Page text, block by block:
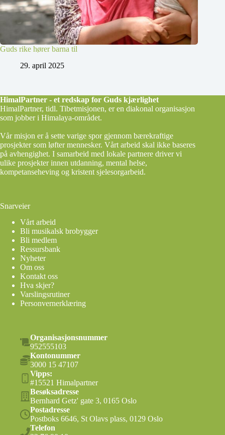
Guds rike hører barna til
29. april 2025
HimalPartner - et redskap for Guds kjærlighet
HimalPartner, tidl. Tibetmisjonen, er en diakonal organisasjon
som jobber i Himalaya-området.
Vår misjon er å sette varige spor gjennom bærekraftige
prosjekter som løfter mennesker. Vårt arbeid skal ikke baseres
på avhengighet. I samarbeid med lokale partnere driver vi
ulike prosjekter innen utdanning, mental helse,
kompetanseheving og kristent sjelesorgarbeid.
Snarveier
Vårt arbeid
Bli musikalsk brobygger
Bli medlem
Ressursbank
Nyheter
Om oss
Kontakt oss
Hva skjer?
Varslingsrutiner
Personvernerklæring
Organisasjonsnummer
952555103
Kontonummer
3000 15 47107
Vipps:
#15521 Himalpartner
Besøksadresse
Bernhard Getz' gate 3, 0165 Oslo
Postadresse
Postboks 6646, St Olavs plass, 0129 Oslo
Telefon